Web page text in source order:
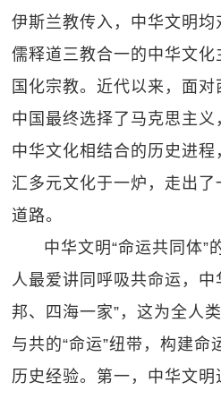
伊斯兰教传入，中华文明
儒释道三教合一的中华文
国化宗教。近代以来，面对
中国最终选择了马克思主
中华文化相结合的历史进程
汇多元文化于一炉，走出
道路。
中华文明“命运共同体”
人最爱讲同呼吸共命运，中
邦、四海一家”，这为全人
与共的“命运”纽带，构建命
历史经验。第一，中华文